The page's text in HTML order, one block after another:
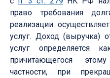
право требования
реализации
услуг. Доход (выручка)
услуг определяется
причитающегося
частности, при